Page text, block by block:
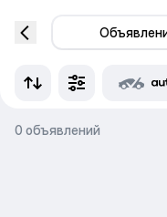
0 объявлений